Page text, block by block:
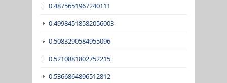
0.4875651967240111
0.49984518582056003
0.5083290584955096
0.5210881802752215
0.5366864896512812